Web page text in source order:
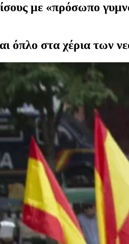
με «πρόσωπο
όπλο στα χέρια των